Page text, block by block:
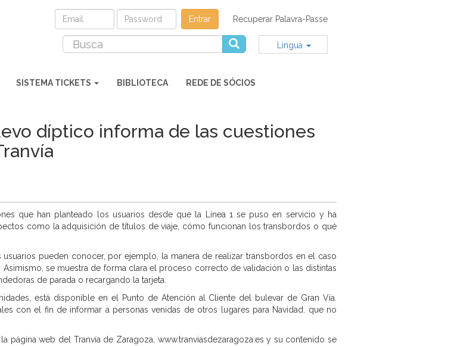
Entrar Recuperar Palavra-Passe
Lingua
SISTEMA TICKETS BIBLIOTECA REDE DE SÓCIOS
díptico informa de las cuestiones
que han planteado los usuarios desde que la Línea 1 se puso en servicio y ha
como la adquisición de títulos de viaje, cómo funcionan los transbordos o qué
pueden conocer, por ejemplo, la manera de realizar transbordos en el caso
se muestra de forma clara el proceso correcto de validación o las distintas
de parada o recargando la tarjeta.
está disponible en el Punto de Atención al Cliente del bulevar de Gran Vía.
con el fin de informar a personas venidas de otros lugares para Navidad. que no
página web del Tranvía de Zaragoza, www.tranviasdezaragoza.es y su contenido se